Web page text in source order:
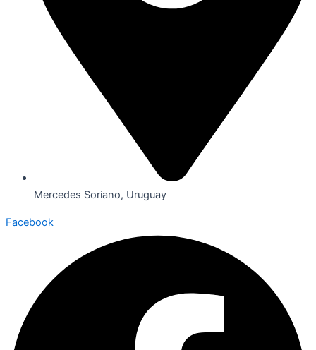
Mercedes Soriano, Uruguay
Facebook